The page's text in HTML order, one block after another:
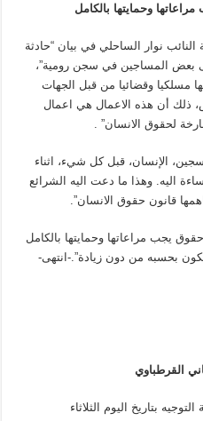
وحمايتها بالكامل
نوار الساحلي في بيان “حادثة
على بعض المساجين في سجن رومية”،
مسلكيا وقضائيا من قبل الجهات
ذلك أن هذه الاعمال هي اعمال
صارخة لحقوق الانسان” .
الإنسان، قبل كل شيء، اثناء
اليه. وهذا ما دعت اليه الشرائع
قانون حقوق الانسان”.
يجب مراعاتها وحمايتها بالكامل
بحسبه من دون زيادة”.-انتهى-
القرطباوي
بتاريخ اليوم الثلاثاء